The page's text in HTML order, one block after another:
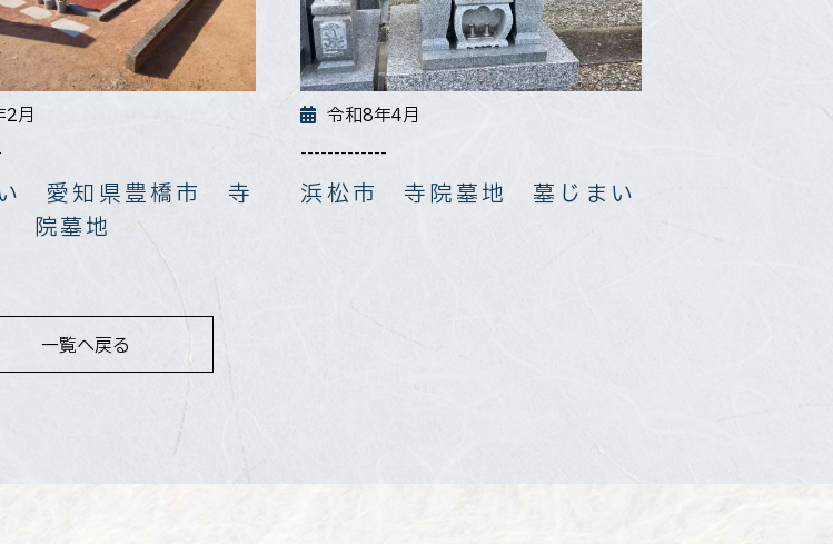
月
愛知県豊橋市 寺
院墓地
令和8年4月
-------------
浜松市 寺院墓地 墓じまい
一覧へ戻る